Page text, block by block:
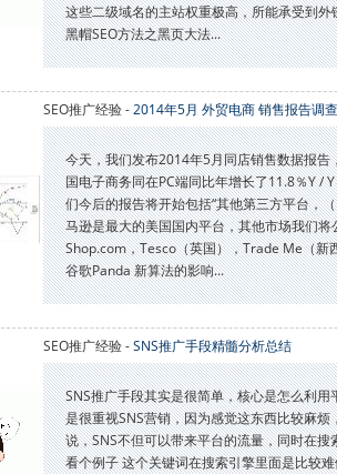
这些二级域名的主站权重极高，所能承受到
黑帽SEO方法之黑页大法...
SEO推广经验 -2014年5月 外贸电商 销售报告调查
今天，我们发布2014年5月同店销售数据报
国电子商务同在PC端同比年增长了11.8％Y /
们今后的报告将开始包括“其他第三方平台，
马逊是最大的美国国内平台，其他市场我们
Shop.com，Tesco（英国），Trade Me（新
谷歌Panda 新算法的影响...
SEO推广经验 -SNS推广手段精髓分析总结
SNS推广手段其实是很简单，核心是怎么利
是很重视SNS营销，因为感觉这东西比较麻
说，SNS不但可以带来平台的流量，同时在
看个例子 这个关键词在搜索引擎里面是比较